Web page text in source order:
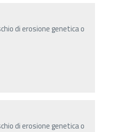
di erosione genetica o
di erosione genetica o